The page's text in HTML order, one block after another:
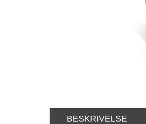
BESKRIVELSE